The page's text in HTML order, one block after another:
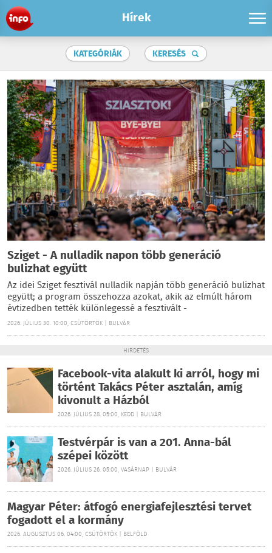
Hírek
KATEGÓRIÁK KERESÉS
Sziget - A nulladik napon több generáció
bulizhat együtt
Az idei Sziget fesztivál nulladik napján több generáció bulizhat
együtt; a program összehozza azokat, akik az elmúlt három
évtizedben tették különlegessé a fesztivált -
2026. JÚLIUS 30. 10:00, CSÜTÖRTÖK | BULVÁR
HIRDETÉS
Facebook-vita alakult ki arról, hogy mi
történt Takács Péter asztalán, amíg
kivonult a Házból
2026. JÚLIUS 28. 05:00, KEDD | BULVÁR
Testvérpár is van a 201. Anna-bál
szépei között
2026. JÚLIUS 26. 05:00, VASÁRNAP | BULVÁR
Magyar Péter: átfogó energiafejlesztési tervet
fogadott el a kormány
2026. AUGUSZTUS 06. 04:00, CSÜTÖRTÖK | BELFÖLD